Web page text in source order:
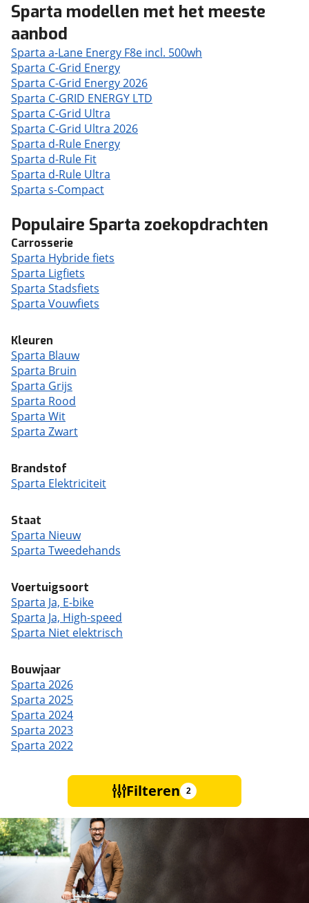
Sparta modellen met het meeste
aanbod
Sparta a-Lane Energy F8e incl. 500wh
Sparta C-Grid Energy
Sparta C-Grid Energy 2026
Sparta C-GRID ENERGY LTD
Sparta C-Grid Ultra
Sparta C-Grid Ultra 2026
Sparta d-Rule Energy
Sparta d-Rule Fit
Sparta d-Rule Ultra
Sparta s-Compact
Populaire Sparta zoekopdrachten
Carrosserie
Sparta Hybride fiets
Sparta Ligfiets
Sparta Stadsfiets
Sparta Vouwfiets
Kleuren
Sparta Blauw
Sparta Bruin
Sparta Grijs
Sparta Rood
Sparta Wit
Sparta Zwart
Brandstof
Sparta Elektriciteit
Staat
Sparta Nieuw
Sparta Tweedehands
Voertuigsoort
Sparta Ja, E-bike
Sparta Ja, High-speed
Sparta Niet elektrisch
Bouwjaar
Sparta 2026
Sparta 2025
Sparta 2024
Sparta 2023
Sparta 2022
Filteren 2